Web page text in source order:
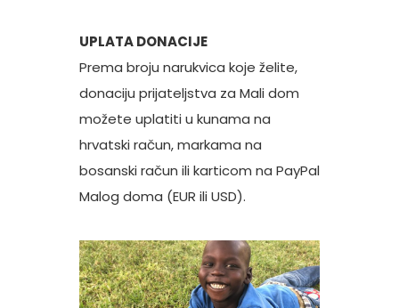
UPLATA DONACIJE
Prema broju narukvica koje želite,
donaciju prijateljstva za Mali dom
možete uplatiti u kunama na
hrvatski račun, markama na
bosanski račun ili karticom na PayPal
Malog doma (EUR ili USD).